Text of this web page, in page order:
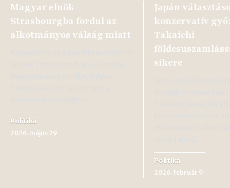
Magyar elnök
Strasbourgba fordul az
alkotmányos válság miatt
Politika
2026. május 29
Japán
konzervatív
Takaichi
sikere
Politika
2026. február 9